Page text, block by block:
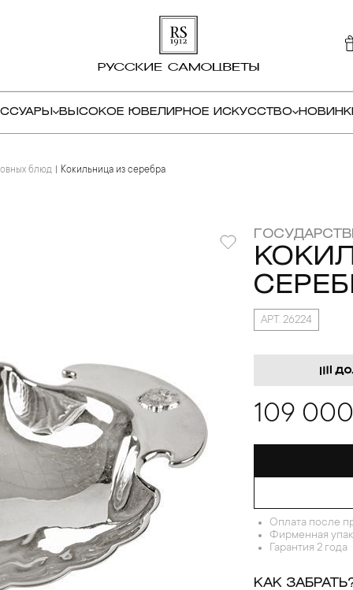
ВЫСОКОЕ ЮВЕЛИРНОЕ ИСКУССТВО
блюд Кокильница из серебра
АРТ. 26224
109
Оплата после
Фирменная
Гарантия 2 года
КАК